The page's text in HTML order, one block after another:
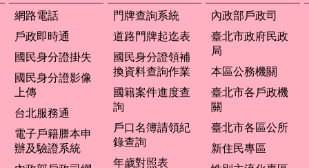
網路電話
戶政即時通
國民身分證掛失
國民身分證影像
上傳
台北服務通
電子戶籍謄本申
辦及驗證系統
門牌查詢系統
道路門牌起迄表
國民身分證領補
換資料查詢作業
國籍案件進度查
詢
戶口名簿請領紀
錄查詢
年歲對照表
內政部戶政司
臺北市政府民政
局
本區公務機關
臺北市各戶政機
關
臺北市各區公所
新住民專區